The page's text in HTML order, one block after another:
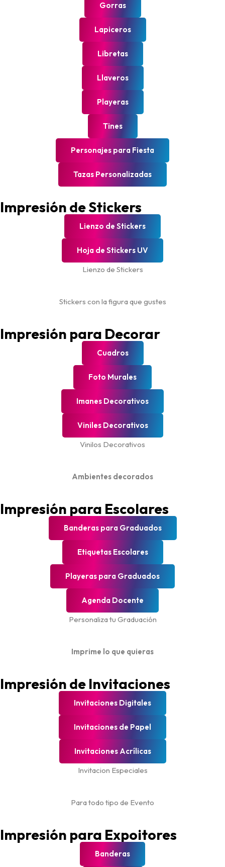
Gorras
Lapiceros
Libretas
Llaveros
Playeras
Tines
Personajes para Fiesta
Tazas Personalizadas
Impresión de Stickers
Lienzo de Stickers
Hoja de Stickers UV
Lienzo de Stickers
Stickers con la figura que gustes
Impresión para Decorar
Cuadros
Foto Murales
Imanes Decorativos
Viniles Decorativos
Vinilos Decorativos
Ambientes decorados
Impresión para Escolares
Banderas para Graduados
Etiquetas Escolares
Playeras para Graduados
Agenda Docente
Personaliza tu Graduación
Imprime lo que quieras
Impresión de Invitaciones
Invitaciones Digitales
Invitaciones de Papel
Invitaciones Acrílicas
Invitacion Especiales
Para todo tipo de Evento
Impresión para Expoitores
Banderas